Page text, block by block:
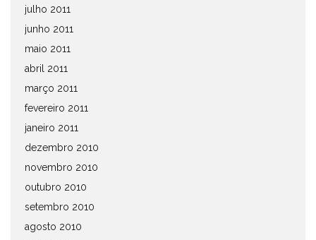
julho 2011
junho 2011
maio 2011
abril 2011
março 2011
fevereiro 2011
janeiro 2011
dezembro 2010
novembro 2010
outubro 2010
setembro 2010
agosto 2010